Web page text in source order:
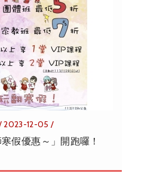
2023-12-05 /
寒假優惠～」開跑囉！